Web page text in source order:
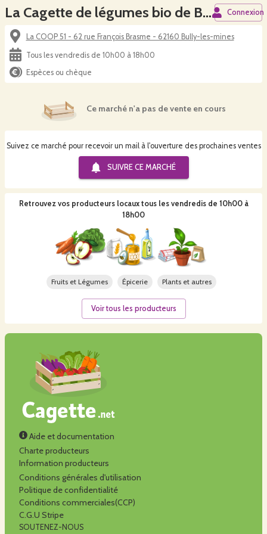
La Cagette de légumes bio de Bully : La COOP 51 Connexion
La COOP 51 - 62 rue François Brasme - 62160 Bully-les-mines
Tous les vendredis de 10h00 à 18h00
Espèces ou chèque
Ce marché n'a pas de vente en cours
Suivez ce marché pour recevoir un mail à l'ouverture des prochaines ventes
SUIVRE CE MARCHÉ
Retrouvez vos producteurs locaux tous les vendredis de 10h00 à
18h00
Fruits et Légumes Épicerie Plants et autres
Voir tous les producteurs
Aide et documentation
Charte producteurs
Information producteurs
Conditions générales d'utilisation
Politique de confidentialité
Conditions commerciales(CCP)
C.G.U Stripe
SOUTENEZ-NOUS